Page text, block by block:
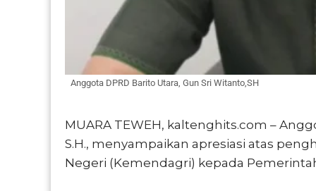
Anggota DPRD Barito Utara, Gun Sri Witanto,SH
MUARA TEWEH, kaltenghits.com –
S.H., menyampaikan apresiasi atas
Negeri (Kemendagri) kepada